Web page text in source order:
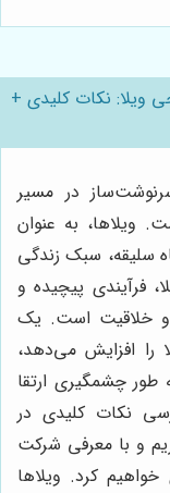
ویلا: نکات کلیدی +
در مسیر
ویلاها، به عنوان
سلیقه، سبک زندگی
فرآیندی پیچیده و
و خلاقیت است. یک
را افزایش می‌دهد،
طور چشمگیری ارتقا
نکات کلیدی در
و با معرفی شرکت
کرد. ویلاها